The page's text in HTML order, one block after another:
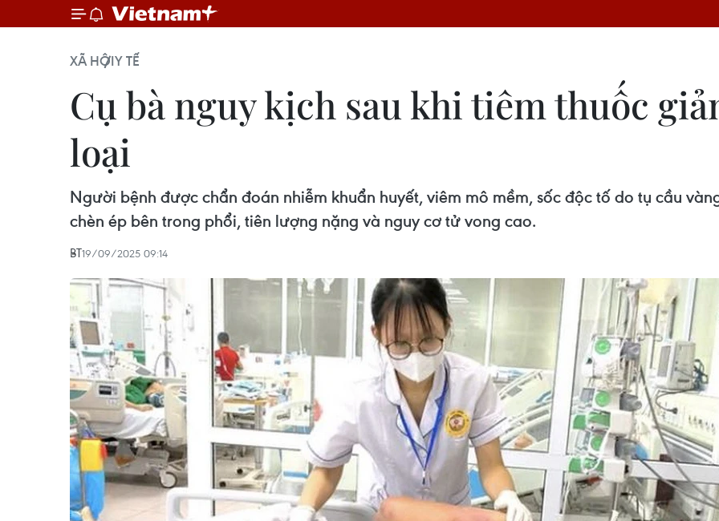
XÃ HỘIY TẾ
Cụ bà nguy kịch sau khi tiêm thuốc
loại
Người bệnh được chẩn đoán nhiễm khuẩn huyết, viêm mô mềm, sốc độc tố do tụ cầu
chèn ép bên trong phổi, tiên lượng nặng và nguy cơ tử vong cao.
BT19/09/2025 09:14